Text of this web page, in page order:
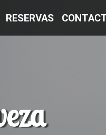
RESERVAS